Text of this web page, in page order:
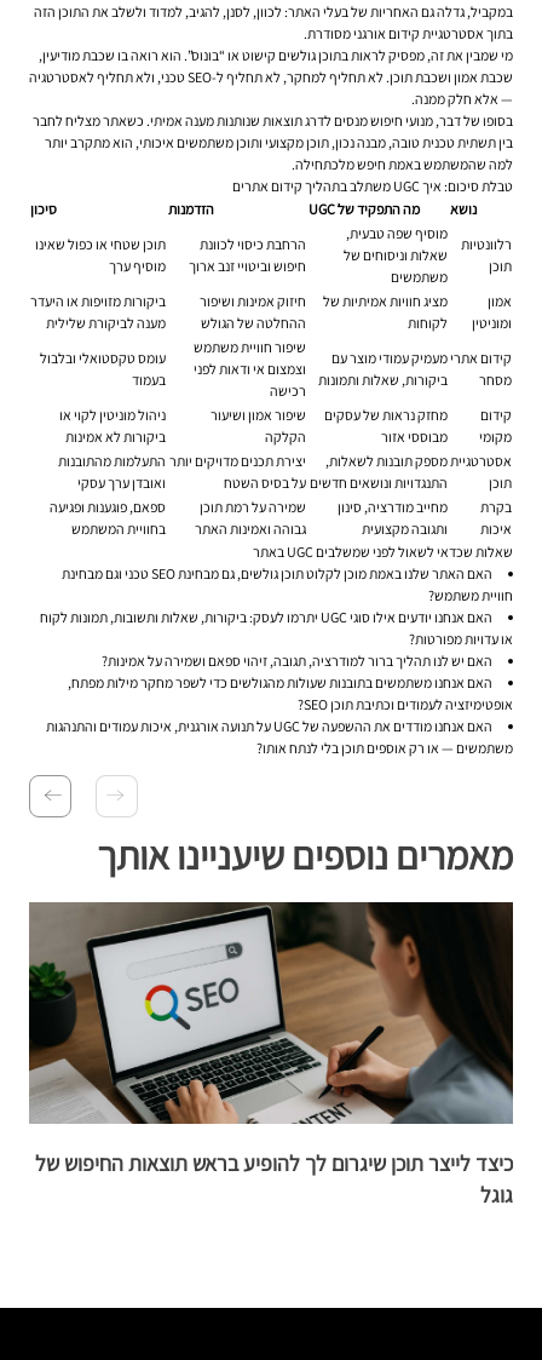
במקביל, גדלה גם האחריות של בעלי האתר: לכוון, לסנן, להגיב, למדוד ולשלב את התוכן הזה
בתוך אסטרטגיית קידום אורגני מסודרת.
מי שמבין את זה, מפסיק לראות בתוכן גולשים קישוט או “בונוס”. הוא רואה בו שכבת מודיעין,
שכבת אמון ושכבת תוכן. לא תחליף למחקר, לא תחליף ל-SEO טכני, ולא תחליף לאסטרטגיה
— אלא חלק ממנה.
בסופו של דבר, מנועי חיפוש מנסים לדרג תוצאות שנותנות מענה אמיתי. כשאתר מצליח לחבר
בין תשתית טכנית טובה, מבנה נכון, תוכן מקצועי ותוכן משתמשים איכותי, הוא מתקרב יותר
למה שהמשתמש באמת חיפש מלכתחילה.
טבלת סיכום: איך UGC משתלב בתהליך קידום אתרים
נושא
מה התפקיד של UGC הזדמנות
סיכון
רלוונטיות
תוכן
מוסיף שפה טבעית,
שאלות וניסוחים של
משתמשים
הרחבת כיסוי לכוונת
חיפוש וביטויי זנב ארוך
תוכן שטחי או כפול שאינו
מוסיף ערך
אמון
ומוניטין
מציג חוויות אמיתיות של
לקוחות
חיזוק אמינות ושיפור
ההחלטה של הגולש
ביקורות מזויפות או היעדר
מענה לביקורת שלילית
קידום אתרי
מסחר
מעמיק עמודי מוצר עם
ביקורות, שאלות ותמונות
שיפור חוויית משתמש
וצמצום אי ודאות לפני
רכישה
עומס טקסטואלי ובלבול
בעמוד
קידום
מקומי
מחזק נראות של עסקים
מבוססי אזור
שיפור אמון ושיעור
הקלקה
ניהול מוניטין לקוי או
ביקורות לא אמינות
אסטרטגיית
תוכן
מספק תובנות לשאלות,
התנגדויות ונושאים חדשים
יצירת תכנים מדויקים יותר
על בסיס השטח
התעלמות מהתובנות
ואובדן ערך עסקי
בקרת
איכות
מחייב מודרציה, סינון
ותגובה מקצועית
שמירה על רמת תוכן
גבוהה ואמינות האתר
ספאם, פוגענות ופגיעה
בחוויית המשתמש
שאלות שכדאי לשאול לפני שמשלבים UGC באתר
האם האתר שלנו באמת מוכן לקלוט תוכן גולשים, גם מבחינת SEO טכני וגם מבחינת
חוויית משתמש?
האם אנחנו יודעים אילו סוגי UGC יתרמו לעסק: ביקורות, שאלות ותשובות, תמונות לקוח
או עדויות מפורטות?
האם יש לנו תהליך ברור למודרציה, תגובה, זיהוי ספאם ושמירה על אמינות?
האם אנחנו משתמשים בתובנות שעולות מהגולשים כדי לשפר מחקר מילות מפתח,
אופטימיזציה לעמודים וכתיבת תוכן SEO?
האם אנחנו מודדים את ההשפעה של UGC על תנועה אורגנית, איכות עמודים והתנהגות
משתמשים — או רק אוספים תוכן בלי לנתח אותו?
מאמרים נוספים שיעניינו אותך
כיצד לייצר תוכן שיגרום לך להופיע בראש תוצאות החיפוש של
גוגל